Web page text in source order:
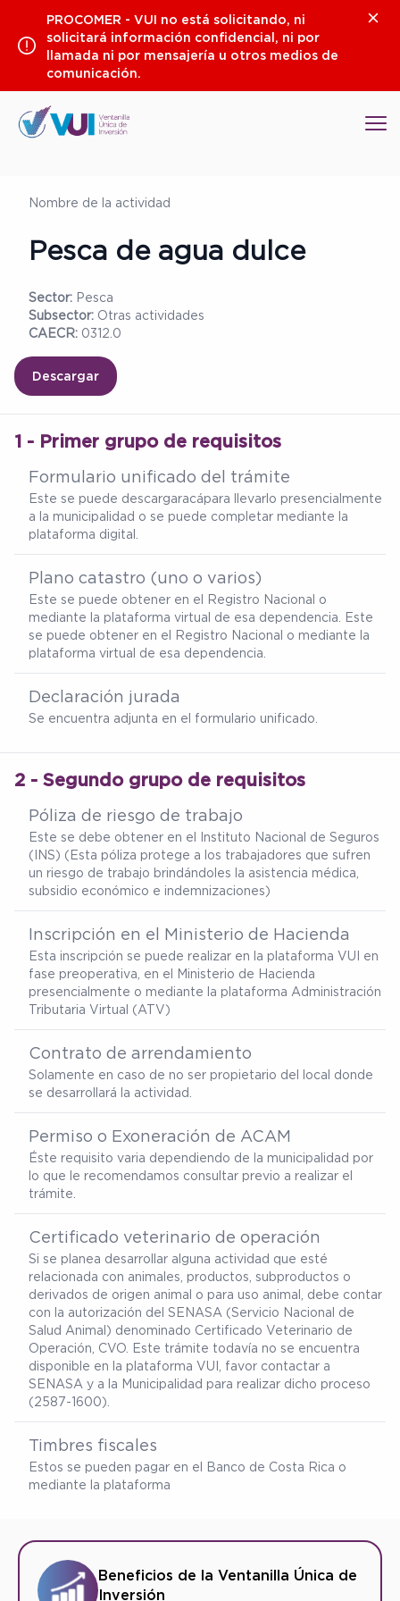
contenido
PROCOMER - VUI no está solicitando, ni
solicitará información confidencial, ni por
llamada ni por mensajería u otros medios de
comunicación.
Nombre de la actividad
Pesca de agua dulce
Sector: Pesca
Subsector: Otras actividades
CAECR: 0312.0
Descargar
1 - Primer grupo de requisitos
Formulario unificado del trámite
Este se puede descargaracápara llevarlo presencialmente
a la municipalidad o se puede completar mediante la
plataforma digital.
Plano catastro (uno o varios)
Este se puede obtener en el Registro Nacional o
mediante la plataforma virtual de esa dependencia. Este
se puede obtener en el Registro Nacional o mediante la
plataforma virtual de esa dependencia.
Declaración jurada
Se encuentra adjunta en el formulario unificado.
2 - Segundo grupo de requisitos
Póliza de riesgo de trabajo
Este se debe obtener en el Instituto Nacional de Seguros
(INS) (Esta póliza protege a los trabajadores que sufren
un riesgo de trabajo brindándoles la asistencia médica,
subsidio económico e indemnizaciones)
Inscripción en el Ministerio de Hacienda
Esta inscripción se puede realizar en la plataforma VUI en
fase preoperativa, en el Ministerio de Hacienda
presencialmente o mediante la plataforma Administración
Tributaria Virtual (ATV)
Contrato de arrendamiento
Solamente en caso de no ser propietario del local donde
se desarrollará la actividad.
Permiso o Exoneración de ACAM
Éste requisito varia dependiendo de la municipalidad por
lo que le recomendamos consultar previo a realizar el
trámite.
Certificado veterinario de operación
Si se planea desarrollar alguna actividad que esté
relacionada con animales, productos, subproductos o
derivados de origen animal o para uso animal, debe contar
con la autorización del SENASA (Servicio Nacional de
Salud Animal) denominado Certificado Veterinario de
Operación, CVO. Este trámite todavía no se encuentra
disponible en la plataforma VUI, favor contactar a
SENASA y a la Municipalidad para realizar dicho proceso
(2587-1600).
Timbres fiscales
Estos se pueden pagar en el Banco de Costa Rica o
mediante la plataforma
Beneficios de la Ventanilla Única de
Inversión